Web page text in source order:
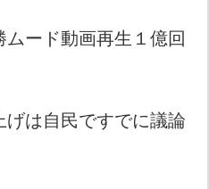
ード動画再生１億回
は自民ですでに議論